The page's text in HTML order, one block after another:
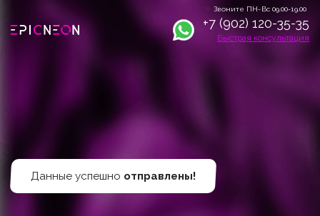
Звоните ПН-Вс 09.00-19.00
+7 (902) 120-35-35
Быстрая консультация
Данные успешно отправлены!